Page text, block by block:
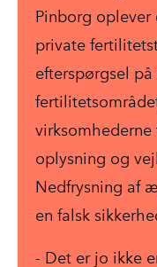
Pinborg oplever
private
efterspørgsel
oplysning og
Nedfrysning af
en falsk
- Det er jo ikke